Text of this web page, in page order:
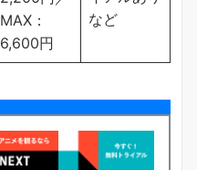
MAX：
6,600円
など